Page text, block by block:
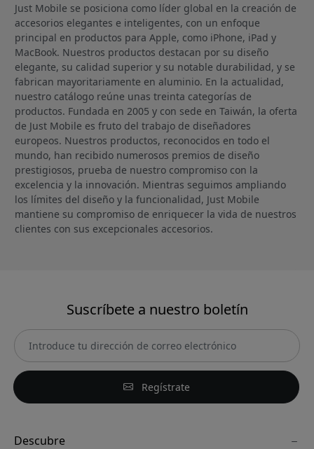
Just Mobile se posiciona como líder global en la creación de
accesorios elegantes e inteligentes, con un enfoque
principal en productos para Apple, como iPhone, iPad y
MacBook. Nuestros productos destacan por su diseño
elegante, su calidad superior y su notable durabilidad, y se
fabrican mayoritariamente en aluminio. En la actualidad,
nuestro catálogo reúne unas treinta categorías de
productos. Fundada en 2005 y con sede en Taiwán, la oferta
de Just Mobile es fruto del trabajo de diseñadores
europeos. Nuestros productos, reconocidos en todo el
mundo, han recibido numerosos premios de diseño
prestigiosos, prueba de nuestro compromiso con la
excelencia y la innovación. Mientras seguimos ampliando
los límites del diseño y la funcionalidad, Just Mobile
mantiene su compromiso de enriquecer la vida de nuestros
clientes con sus excepcionales accesorios.
Suscríbete a nuestro boletín
Regístrate
Descubre